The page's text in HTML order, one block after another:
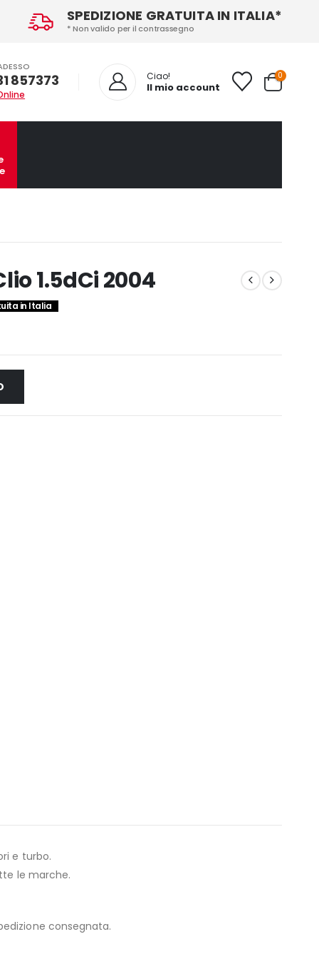
SPEDIZIONE GRATUITA IN ITALIA*
* Non valido per il contrassegno
857373 Ciao!
Il mio account
0
1.5dCi 2004
in Italia
e turbo.
le marche.
consegnata.